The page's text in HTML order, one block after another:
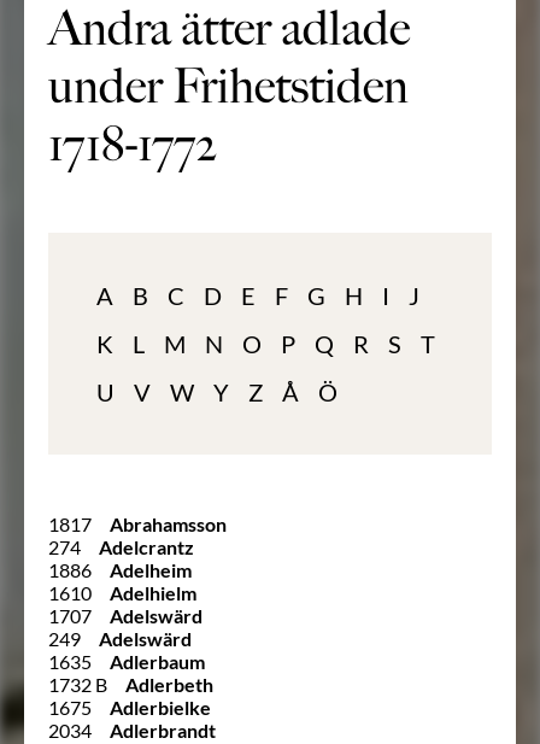
Andra ätter adlade
under Frihetstiden
1718-1772
A B C D E F G H I
J
K
L M N O P Q R S
T
U
V W Y Z Å Ö
1817
Abrahamsson
274
Adelcrantz
1886
Adelheim
1610
Adelhielm
1707
Adelswärd
249
Adelswärd
1635
Adlerbaum
1732 B
Adlerbeth
1675
Adlerbielke
2034
Adlerbrandt